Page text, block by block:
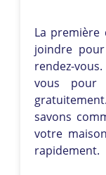
La première
joindre
rendez-
vous pour
savons
votre
rapidement.